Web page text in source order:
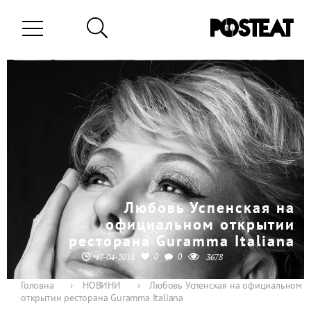
Любовь Успенская на
официальном открытии
ресторана Guramma Italiana
17-04-2018 0 0 3678
Головна › НОВИНИ ›
Любовь Успенская на официальном
открытии ресторана Guramma Italiana